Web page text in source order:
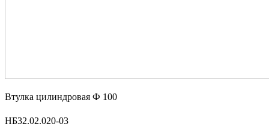
Втулка цилиндровая Ф 100
НБ32.02.020-03